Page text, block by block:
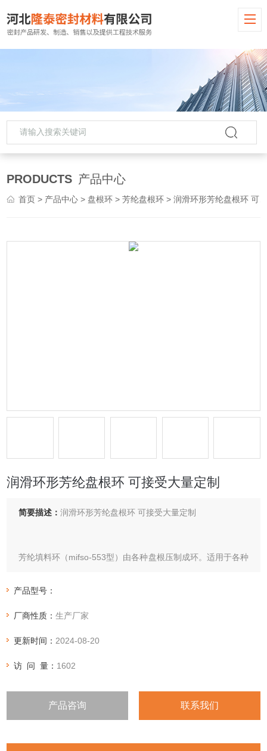
PRODUCTS 产品中心
首页 > 产品中心 > 盘根环 >芳纶盘根环 > 润滑环形芳纶盘根环 可接受大量定制
润滑环形芳纶盘根环 可接受大量定制
简要描述：润滑环形芳纶盘根环 可接受大量定制
芳纶填料环（mifso-553型）由各种盘根压制成环。适用于各种
氟盘根环，石棉四氟盘根环，石棉石墨盘根环，高碳纤维盘根
维盘根环等等性能特点：根据各种盘根的性能特点，选用在相
产品型号：
厂商性质：生产厂家
更新时间： 2024-08-20
访 问 量： 1602
产品咨询 联系我们